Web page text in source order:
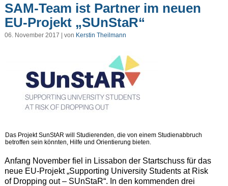
SAM-Team ist Partner im neuen
EU-Projekt „SUnStaR“
06. November 2017 | von Kerstin Theilmann
Das Projekt SunStAR will Studierenden, die von einem Studienabbruch
betroffen sein könnten, Hilfe und Orientierung bieten.
Anfang November fiel in Lissabon der Startschuss für das
neue EU-Projekt „Supporting University Students at Risk
of Dropping out – SUnStaR“. In den kommenden drei